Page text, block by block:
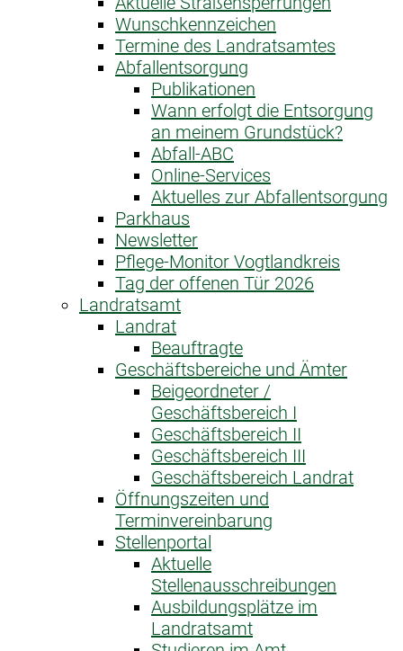
Wunschkennzeichen
Termine des Landratsamtes
Abfallentsorgung
Publikationen
Wann erfolgt die Entsorgung
an meinem Grundstück?
Abfall-ABC
Online-Services
Aktuelles zur Abfallentsorgung
Parkhaus
Newsletter
Pflege-Monitor Vogtlandkreis
Tag der offenen Tür 2026
Landratsamt
Landrat
Beauftragte
Geschäftsbereiche und Ämter
Beigeordneter /
Geschäftsbereich I
Geschäftsbereich II
Geschäftsbereich III
Geschäftsbereich Landrat
Öffnungszeiten und
Terminvereinbarung
Stellenportal
Aktuelle
Stellenausschreibungen
Ausbildungsplätze im
Landratsamt